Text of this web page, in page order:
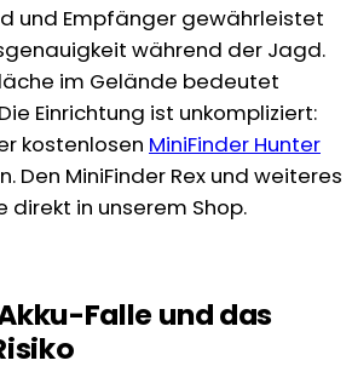
und Empfänger gewährleistet
während der Jagd.
im Gelände bedeutet
Einrichtung ist unkompliziert:
kostenlosen MiniFinder Hunter
Den MiniFinder Rex und weiteres
direkt in unserem Shop.
Falle und das